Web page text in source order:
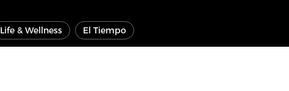
Life & Wellness El Tiempo